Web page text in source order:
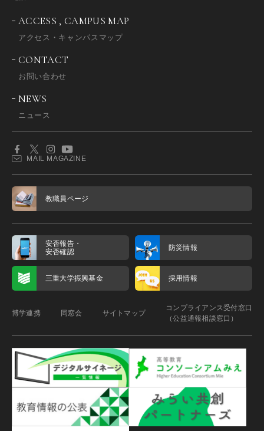
ACCESS , CAMPUS MAP
アクセス・キャンパスマップ
CONTACT
お問い合わせ
NEWS
ニュース
MAIL MAGAZINE
教職員ページ
安否報告・
安否確認
防災情報
三重大学振興基金 採用情報
博学連携 同窓会 サイトマップ
コンプライアンス受付窓口
（公益通報相談窓口）